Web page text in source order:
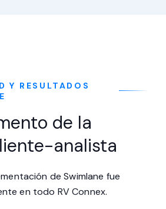
Y RESULTADOS
de la
analista
de Swimlane fue
en todo RV Connex.